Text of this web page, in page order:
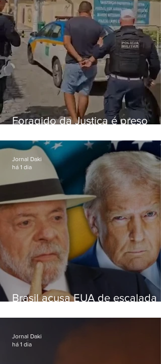
Foragido da Justiça é preso
RJ-106, em Maricá
Brasil acusa EUA de escalada
embaixadora
Jornal Daki
há 1 dia
Jornal Daki
há 1 dia